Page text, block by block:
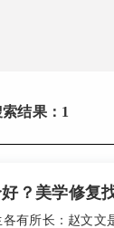
结果：1
有所长：赵文文